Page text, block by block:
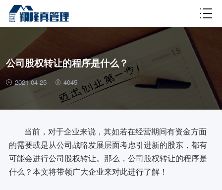
财税百科
公司股权转让的程序是什么？
2021-04-25 4045
当前，对于企业来说，其如若在经营期间有资金方面
的需要或是从公司战略发展层面考虑引进新的股东，都有
可能会进行公司股权转让。那么，公司股权转让的程序是
什么？本文将带领广大企业来对此进行了解！